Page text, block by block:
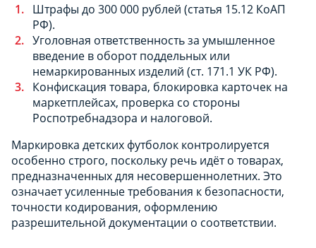
Штрафы до 300 000 рублей (статья 15.12 КоАП
РФ).
Уголовная ответственность за умышленное
введение в оборот поддельных или
немаркированных изделий (ст. 171.1 УК РФ).
Конфискация товара, блокировка карточек на
маркетплейсах, проверка со стороны
Роспотребнадзора и налоговой.
Маркировка детских футболок контролируется
особенно строго, поскольку речь идёт о товарах,
предназначенных для несовершеннолетних. Это
означает усиленные требования к безопасности,
точности кодирования, оформлению
разрешительной документации о соответствии.